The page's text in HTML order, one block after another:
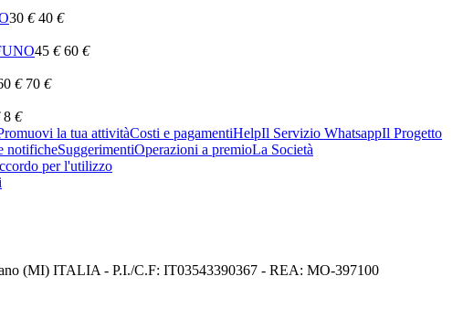
30 € 40 €
45 € 60 €
€ 70 €
8 €
la tua attivitàCosti e pagamentiHelpIl Servizio WhatsappIl Progetto
notificheSuggerimentiOperazioni a premioLa Società
per l'utilizzo
(MI) ITALIA - P.I./C.F: IT03543390367 - REA: MO-397100